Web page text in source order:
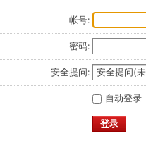
帐号:
密码:
安全提问:
自动登录
登录